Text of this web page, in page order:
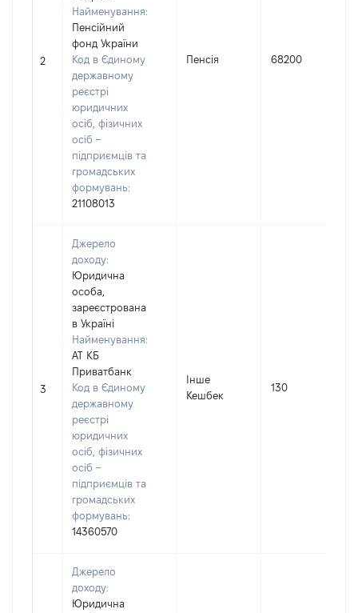
2
Найменування:
Пенсійний
фонд України
Код в Єдиному
державному
реєстрі
юридичних
осіб, фізичних
осіб –
підприємців та
громадських
формувань:
21108013
Пенсія 68200
3
Джерело
доходу:
Юридична
особа,
зареєстрована
в Україні
Найменування:
АТ КБ
Приватбанк
Код в Єдиному
державному
реєстрі
юридичних
осіб, фізичних
осіб –
підприємців та
громадських
формувань:
14360570
Інше
Кешбек
130
Джерело
доходу:
Юридична